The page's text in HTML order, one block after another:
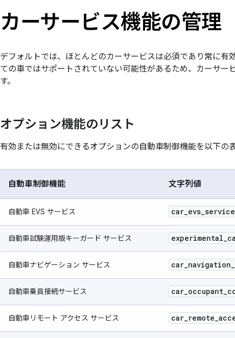
カーサービス機能の管理
デフォルトでは、ほとんどのカーサービスは必須であり常に有
ての車ではサポートされていない可能性があるため、カーサー
す。
オプション機能のリスト
有効または無効にできるオプションの自動車制御機能を以下の表
自動車制御機能 文字列値
自動車 EVS サービス car_evs_service
自動車試験運用版キーガード サービス experimental_
自動車ナビゲーション サービス car_navigation_
自動車乗員接続サービス car_occupant_
自動車リモート アクセス サービス car_remote_